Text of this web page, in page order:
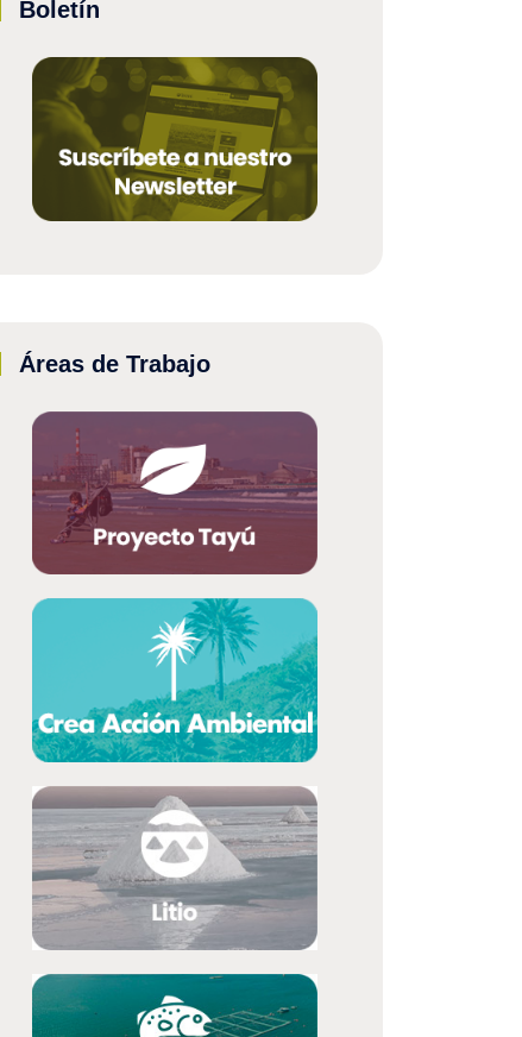
Boletín
Áreas de Trabajo